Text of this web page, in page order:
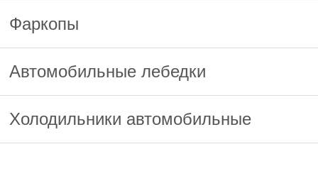
Фаркопы
Автомобильные лебедки
Холодильники автомобильные